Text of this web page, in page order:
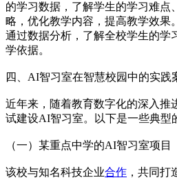
的学习数据，了解学生的学习难点
略，优化教学内容，提高教学效果
通过数据分析，了解全校学生的学
学依据。
四、AI智习室在智慧校园中的实践
近年来，随着教育数字化的深入推
试建设AI智习室。以下是一些典型
（一）某重点中学的AI智习室项目
该校与知名科技企业合作 ，共同打